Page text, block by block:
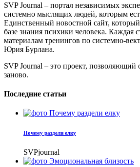
SVP Journal – портал независимых
системно мыслящих людей, которым
Единственный новостной сайт,
базе знания психики человека. Каждая
материалам тренингов по системно-
Юрия Бурлана.
SVP Journal – это проект, позволяющий
заново.
Последние статьи
Почему раздели елку
SVPjournal